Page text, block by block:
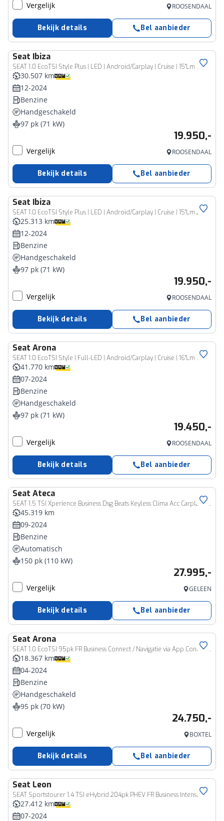
Vergelijk ROOSENDAAL
Bekijk details Bel aanbieder
Seat Ibiza
SEAT 1.0 EcoTSI Style Plus | LED | Android/Carplay | Cruise | 15"Lm 173
30.507 km
12-2024
Benzine
Handgeschakeld
97 pk (71 kW)
19.950,-
Vergelijk ROOSENDAAL
Bekijk details Bel aanbieder
Seat Ibiza
SEAT 1.0 EcoTSI Style Plus | LED | Android/Carplay | Cruise | 15"Lm 214
25.313 km
12-2024
Benzine
Handgeschakeld
97 pk (71 kW)
19.950,-
Vergelijk ROOSENDAAL
Bekijk details Bel aanbieder
Seat Arona
SEAT 1.0 EcoTSI Style | Full-LED | Android/Carplay | Cruise | 16"Lm 169
41.770 km
07-2024
Benzine
Handgeschakeld
97 pk (71 kW)
19.450,-
Vergelijk ROOSENDAAL
Bekijk details Bel aanbieder
Seat Ateca
SEAT 1.5 TSI Xperience Business Dsg Beats Keyless Clima Acc Carplay Led Incl 12Mnd Garantie
45.319 km
09-2024
Benzine
Automatisch
150 pk (110 kW)
27.995,-
Vergelijk GELEEN
Bekijk details Bel aanbieder
Seat Arona
SEAT 1.0 EcoTSI 95pk FR Business Connect / Navigatie via App Connect / Stoelverwarming / Camera
18.367 km
04-2024
Benzine
Handgeschakeld
95 pk (70 kW)
24.750,-
Vergelijk BOXTEL
Bekijk details Bel aanbieder
Seat Leon
SEAT Sportstourer 1.4 TSI eHybrid 204pk PHEV FR Business Intense | Trekhaak | Adaptieve cruise | Achteruitrijcamera | Verwarmbaar stuur | 19" lichtmetalen velgen |
27.412 km
07-2024